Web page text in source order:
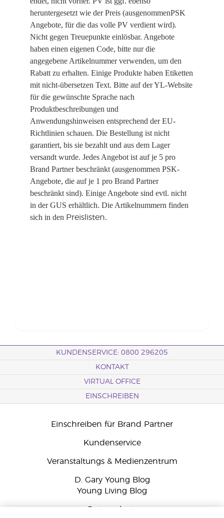
heruntergesetzt wie der Preis (ausgenommenPSK
Angebote, für die das volle PV verdient wird).
Nicht gegen Treuepunkte einlösbar. Angebote
haben einen eigenen Code, bitte nur die
angegebene Artikelnummer verwenden, um den
Rabatt zu erhalten. Einige Produkte haben Etiketten
mit nicht-übersetzen Text. Bitte auf der YL-Website
für die gewünschte Sprache nach
Produktbeschreibungen und
Anwendungshinweisen entsprechend der EU-
Richtlinien schauen. Die Bestellung ist nicht
garantiert, bis sie bezahlt und aus dem Lager
versandt wurde. Jedes Angebot ist auf je 5 pro
Brand Partner beschränkt (ausgenommen PSK-
Angebote, die auf je 1 pro Brand Partner
beschränkt sind). Einige Angebote sind evtl. nicht
in der GUS erhältlich. Die Artikelnummern finden
sich in den Preislisten.
KUNDENSERVICE: 0800 296205
KONTAKT
VIRTUAL OFFICE
EINSCHREIBEN
Einschreiben für Brand Partner
Kundenservice
Veranstaltungs & Medienzentrum
D. Gary Young Blog
Young Living Blog
Datenschutz